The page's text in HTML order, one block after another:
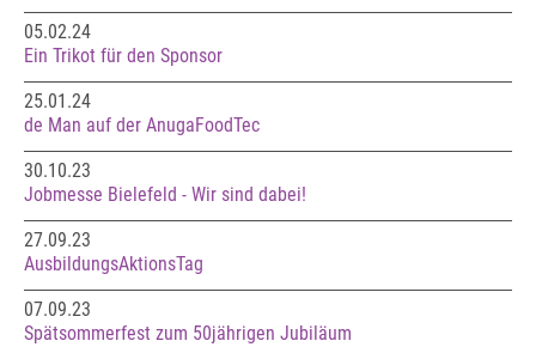
05.02.24
Ein Trikot für den Sponsor
25.01.24
de Man auf der AnugaFoodTec
30.10.23
Jobmesse Bielefeld - Wir sind dabei!
27.09.23
AusbildungsAktionsTag
07.09.23
Spätsommerfest zum 50jährigen Jubiläum